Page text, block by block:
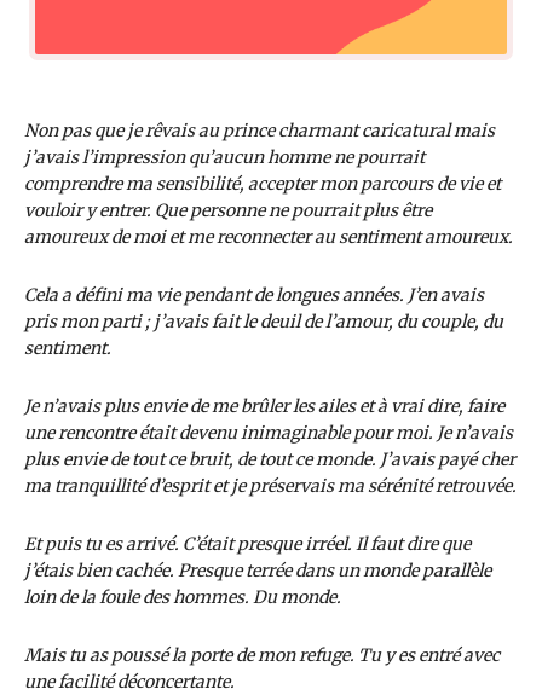
Non pas que je rêvais au prince charmant caricatural mais
j’avais l’impression qu’aucun homme ne pourrait
comprendre ma sensibilité, accepter mon parcours de vie et
vouloir y entrer. Que personne ne pourrait plus être
amoureux de moi et me reconnecter au sentiment amoureux.
Cela a défini ma vie pendant de longues années. J’en avais
pris mon parti ; j’avais fait le deuil de l’amour, du couple, du
sentiment.
Je n’avais plus envie de me brûler les ailes et à vrai dire, faire
une rencontre était devenu inimaginable pour moi. Je n’avais
plus envie de tout ce bruit, de tout ce monde. J’avais payé cher
ma tranquillité d’esprit et je préservais ma sérénité retrouvée.
Et puis tu es arrivé. C’était presque irréel. Il faut dire que
j’étais bien cachée. Presque terrée dans un monde parallèle
loin de la foule des hommes. Du monde.
Mais tu as poussé la porte de mon refuge. Tu y es entré avec
une facilité déconcertante.